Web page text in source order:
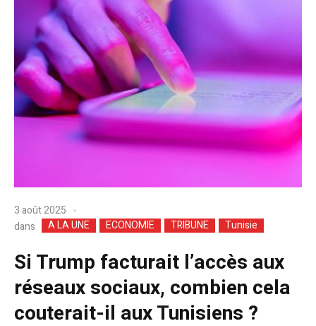
3 août 2025
dans
A LA UNE ECONOMIE TRIBUNE Tunisie
Si Trump facturait l’accès aux
réseaux sociaux, combien cela
couterait-il aux Tunisiens ?